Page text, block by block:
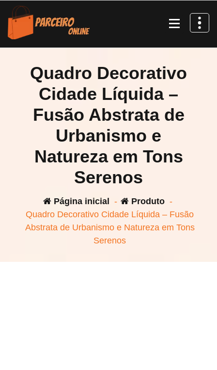
Pular
para
conteúdo
Quadro Decorativo
Cidade Líquida –
Fusão Abstrata de
Urbanismo e
Natureza em Tons
Serenos
Página inicial - Produto -
Quadro Decorativo Cidade Líquida – Fusão
Abstrata de Urbanismo e Natureza em Tons
Serenos